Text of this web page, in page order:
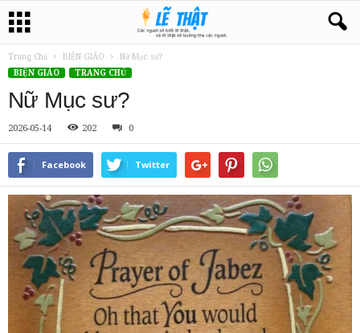
Trang Chủ BIỆN GIÁO
Nữ Mục sư?
BIỆN GIÁO
TRANG CHỦ
Nữ Mục sư?
2026-05-14 202 0
Facebook Twitter